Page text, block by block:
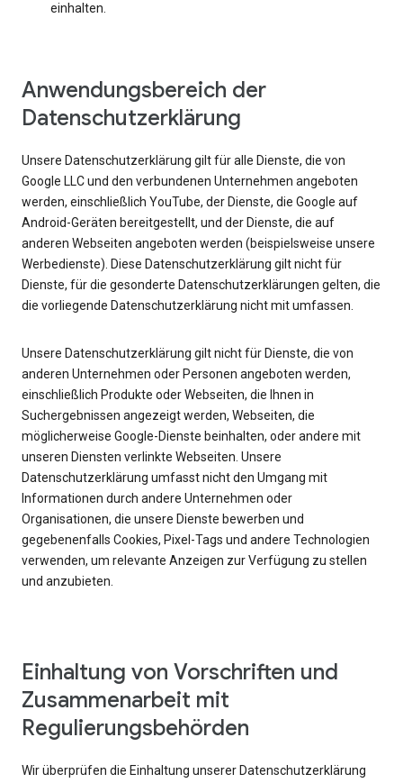
einhalten.
Anwendungsbereich der
Datenschutzerklärung
Unsere Datenschutzerklärung gilt für alle Dienste, die von
Google LLC und den verbundenen Unternehmen angeboten
werden, einschließlich YouTube, der Dienste, die Google auf
Android-Geräten bereitgestellt, und der Dienste, die auf
anderen Webseiten angeboten werden (beispielsweise unsere
Werbedienste). Diese Datenschutzerklärung gilt nicht für
Dienste, für die gesonderte Datenschutzerklärungen gelten, die
die vorliegende Datenschutzerklärung nicht mit umfassen.
Unsere Datenschutzerklärung gilt nicht für Dienste, die von
anderen Unternehmen oder Personen angeboten werden,
einschließlich Produkte oder Webseiten, die Ihnen in
Suchergebnissen angezeigt werden, Webseiten, die
möglicherweise Google-Dienste beinhalten, oder andere mit
unseren Diensten verlinkte Webseiten. Unsere
Datenschutzerklärung umfasst nicht den Umgang mit
Informationen durch andere Unternehmen oder
Organisationen, die unsere Dienste bewerben und
gegebenenfalls Cookies, Pixel-Tags und andere Technologien
verwenden, um relevante Anzeigen zur Verfügung zu stellen
und anzubieten.
Einhaltung von Vorschriften und
Zusammenarbeit mit
Regulierungsbehörden
Wir überprüfen die Einhaltung unserer Datenschutzerklärung